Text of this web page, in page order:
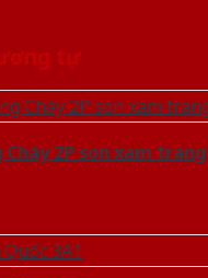
tự
Cháy 2P son xam trang